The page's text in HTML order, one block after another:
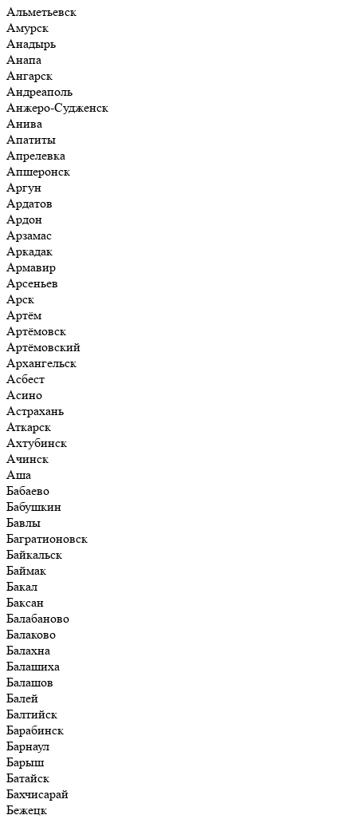
Альметьевск
Амурск
Анадырь
Анапа
Ангарск
Андреаполь
Анжеро-Судженск
Анива
Апатиты
Апрелевка
Апшеронск
Аргун
Ардатов
Ардон
Арзамас
Аркадак
Армавир
Арсеньев
Арск
Артём
Артёмовск
Артёмовский
Архангельск
Асбест
Асино
Астрахань
Аткарск
Ахтубинск
Ачинск
Аша
Бабаево
Бабушкин
Бавлы
Багратионовск
Байкальск
Баймак
Бакал
Баксан
Балабаново
Балаково
Балахна
Балашиха
Балашов
Балей
Балтийск
Барабинск
Барнаул
Барыш
Батайск
Бахчисарай
Бежецк